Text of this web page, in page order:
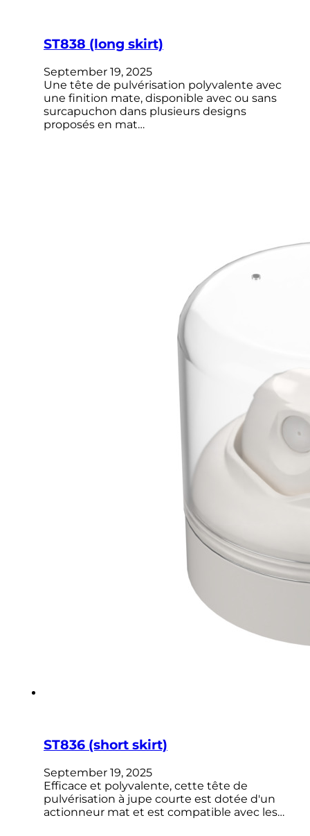
ST838 (long skirt)
September 19, 2025
Une tête de pulvérisation polyvalente avec
une finition mate, disponible avec ou sans
surcapuchon dans plusieurs designs
proposés en mat…
ST836 (short skirt)
September 19, 2025
Efficace et polyvalente, cette tête de
pulvérisation à jupe courte est dotée d'un
actionneur mat et est compatible avec les…